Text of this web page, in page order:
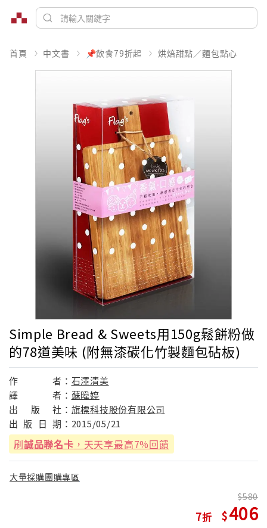
首頁 中文書 📌飲食79折起 烘焙甜點／麵包點心
Simple Bread & Sweets用150g鬆餅粉做
的78道美味 (附無漆碳化竹製麵包砧板)
作 者： 石澤清美
譯
者： 蘇暐婷
出
版 社： 旗標科技股份有限公司
出 版 日 期： 2015/05/21
刷誠品聯名卡 ，天天享最高7%回饋
大量採購團購專區
7
580
406